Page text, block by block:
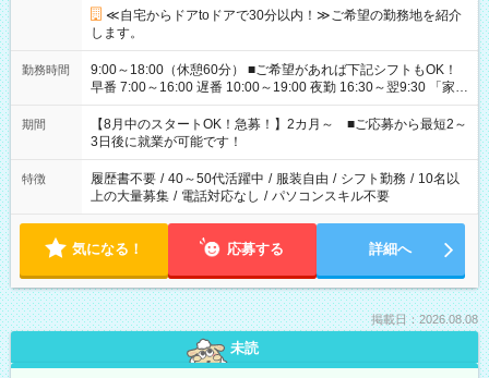
≪自宅からドアtoドアで30分以内！≫ご希望の勤務地を紹介
します。
勤務時間
9:00～18:00（休憩60分） ■ご希望があれば下記シフトもOK！
早番 7:00～16:00 遅番 10:00～19:00 夜勤 16:30～翌9:30 「家族
と休みを合わせたい」 「余裕を持って夕飯の準備がしたい」
「できれば残業はしたくない」 など、ご希望を教えてください
ね。 ※Wワーク希望の方へ 今ご覧のお仕事で希望する勤務時間
と、もう1つのお仕事の勤務時間。 合計で週40時間を超える場
合は応募できません。
期間
【8月中のスタートOK！急募！】2カ月～ ■ご応募から最短2～
3日後に就業が可能です！
特徴 履歴書不要 / 40～50代活躍中 / 服装自由 / シフト勤務 / 10名以
上の大量募集 / 電話対応なし / パソコンスキル不要
気になる！ 応募する 詳細へ
掲載日：2026.08.08
未読